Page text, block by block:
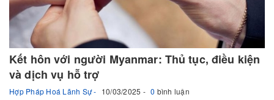
Kết hôn với người Myanmar: Thủ tục, điều kiện
và dịch vụ hỗ trợ
Hợp Pháp Hoá Lãnh Sự 10/03/2025 0 bình luận